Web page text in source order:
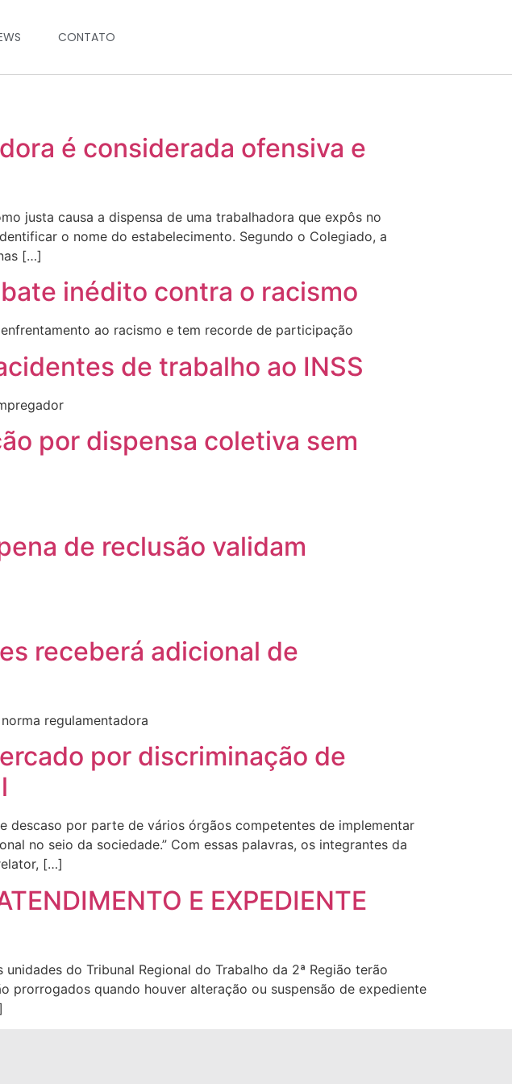
CONTATO
é considerada ofensiva e
justa causa a dispensa de uma trabalhadora que expôs no
o nome do estabelecimento. Segundo o Colegiado, a
[…]
inédito contra o racismo
ao racismo e tem recorde de participação
de trabalho ao INSS
por dispensa coletiva sem
de reclusão validam
receberá adicional de
regulamentadora
por discriminação de
descaso por parte de vários órgãos competentes de implementar
no seio da sociedade.” Com essas palavras, os integrantes da
[…]
E EXPEDIENTE
do Tribunal Regional do Trabalho da 2ª Região terão
prorrogados quando houver alteração ou suspensão de expediente